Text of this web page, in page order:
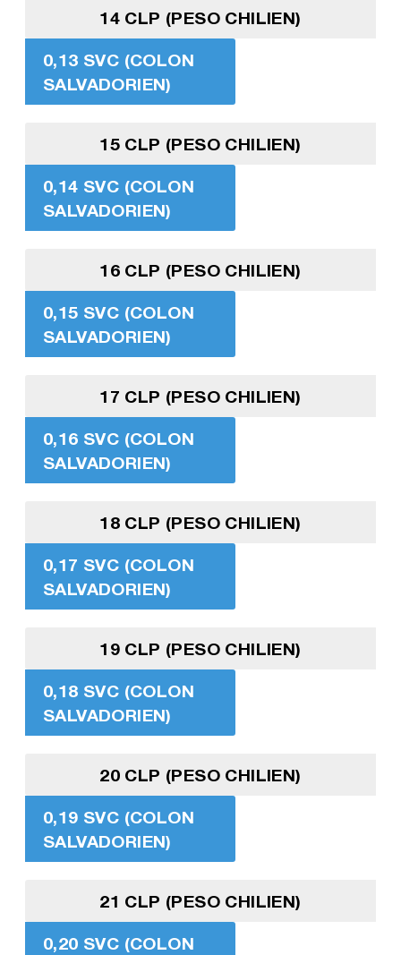
14 CLP (PESO CHILIEN)
0,13 SVC (COLON
SALVADORIEN)
15 CLP (PESO CHILIEN)
0,14 SVC (COLON
SALVADORIEN)
16 CLP (PESO CHILIEN)
0,15 SVC (COLON
SALVADORIEN)
17 CLP (PESO CHILIEN)
0,16 SVC (COLON
SALVADORIEN)
18 CLP (PESO CHILIEN)
0,17 SVC (COLON
SALVADORIEN)
19 CLP (PESO CHILIEN)
0,18 SVC (COLON
SALVADORIEN)
20 CLP (PESO CHILIEN)
0,19 SVC (COLON
SALVADORIEN)
21 CLP (PESO CHILIEN)
0,20 SVC (COLON